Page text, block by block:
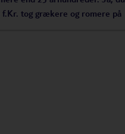
tog grækere og romere på